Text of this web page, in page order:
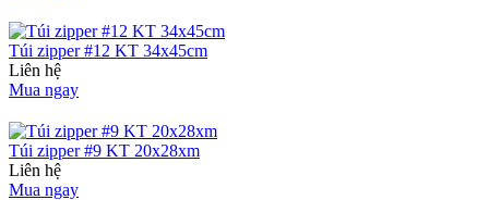
Túi zipper #12 KT 34x45cm
Liên hệ
Mua ngay
Túi zipper #9 KT 20x28xm
Liên hệ
Mua ngay